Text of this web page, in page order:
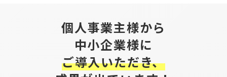
個人事業主様から
中小企業様に
ご導入いただき、